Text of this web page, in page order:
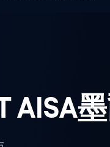
AISA